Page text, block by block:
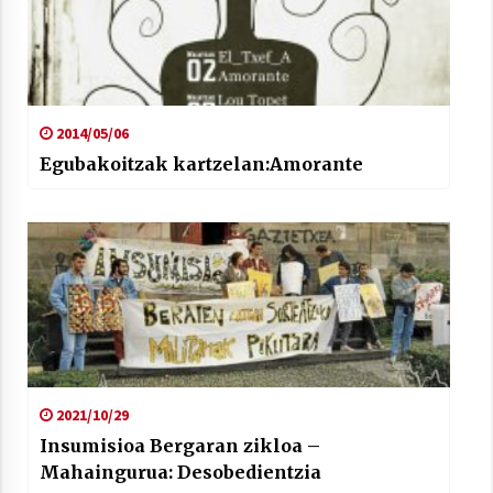
2014/05/06
Egubakoitzak kartzelan:Amorante
2021/10/29
Insumisioa Bergaran zikloa –
Mahaingurua: Desobedientzia